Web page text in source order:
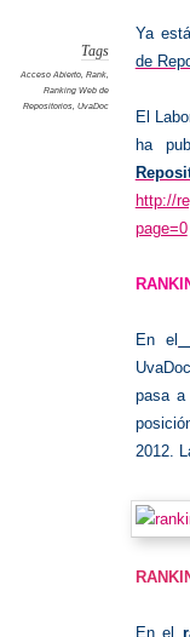
Tags
Acceso Abierto, Rank,
Ranking Web de
Repositorios, UvaDoc
Ya
de
El
ha
http://
page=0
En el
pasa a
2012.
En el